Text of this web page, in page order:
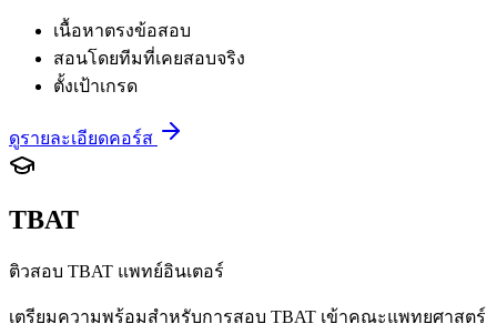
เนื้อหาตรงข้อสอบ
สอนโดยทีมที่เคยสอบจริง
ตั้งเป้าเกรด
ดูรายละเอียดคอร์ส
TBAT
ติวสอบ TBAT แพทย์อินเตอร์
เตรียมความพร้อมสำหรับการสอบ TBAT เข้าคณะแพทยศาสตร์